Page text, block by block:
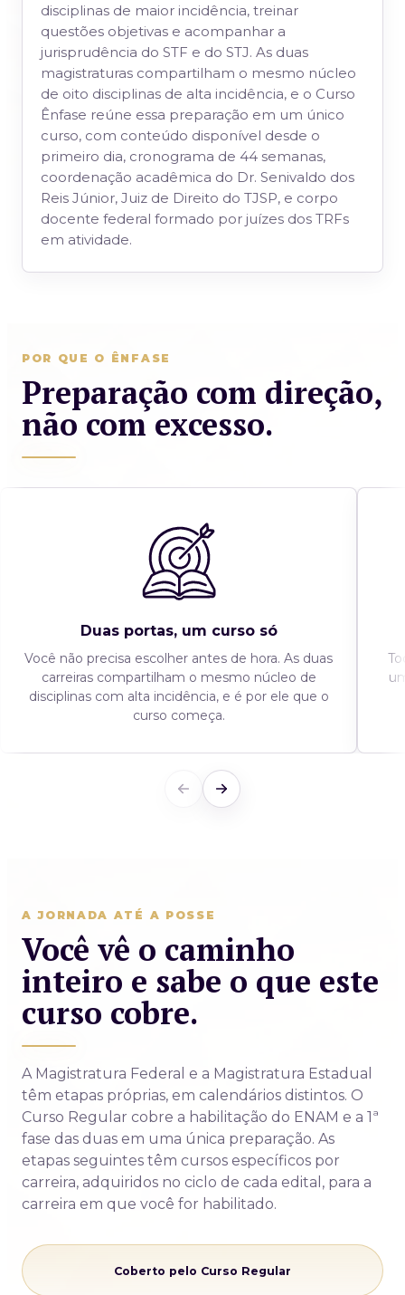
disciplinas de maior incidência, treinar
questões objetivas e acompanhar a
jurisprudência do STF e do STJ. As duas
magistraturas compartilham o mesmo núcleo
de oito disciplinas de alta incidência, e o Curso
Ênfase reúne essa preparação em um único
curso, com conteúdo disponível desde o
primeiro dia, cronograma de 44 semanas,
coordenação acadêmica do Dr. Senivaldo dos
Reis Júnior, Juiz de Direito do TJSP, e corpo
docente federal formado por juízes dos TRFs
em atividade.
POR QUE O ÊNFASE
Preparação com direção,
não com excesso.
Duas portas, um curso só
Você não precisa escolher antes de hora. As duas
carreiras compartilham o mesmo núcleo de
disciplinas com alta incidência, e é por ele que o
curso começa.
A JORNADA ATÉ A POSSE
Você vê o caminho
inteiro e sabe o que este
curso cobre.
A Magistratura Federal e a Magistratura Estadual
têm etapas próprias, em calendários distintos. O
Curso Regular cobre a habilitação do ENAM e a 1ª
fase das duas em uma única preparação. As
etapas seguintes têm cursos específicos por
carreira, adquiridos no ciclo de cada edital, para a
carreira em que você for habilitado.
Coberto pelo Curso Regular